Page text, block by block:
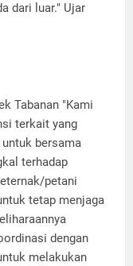
dari luar." Ujar
Tabanan "Kami
terkait yang
bersama
terhadap
petani
tetap menjaga
dengan
melakukan